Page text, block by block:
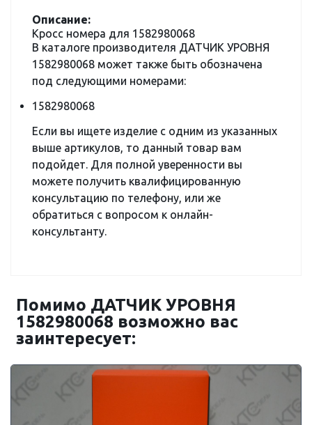
Описание:
Кросс номера для 1582980068
В каталоге производителя ДАТЧИК УРОВНЯ
1582980068 может также быть обозначена
под следующими номерами:
1582980068
Если вы ищете изделие с одним из указанных
выше артикулов, то данный товар вам
подойдет. Для полной уверенности вы
можете получить квалифицированную
консультацию по телефону, или же
обратиться с вопросом к онлайн-
консультанту.
Помимо ДАТЧИК УРОВНЯ
1582980068 возможно вас
заинтересует: